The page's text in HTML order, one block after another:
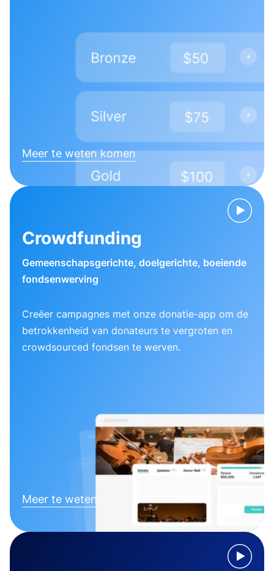
Meer te weten komen
Crowdfunding
Gemeenschapsgerichte, doelgerichte, boeiende
fondsenwerving
Creëer campagnes met onze donatie-app om de
betrokkenheid van donateurs te vergroten en
crowdsourced fondsen te werven.
Meer te weten komen